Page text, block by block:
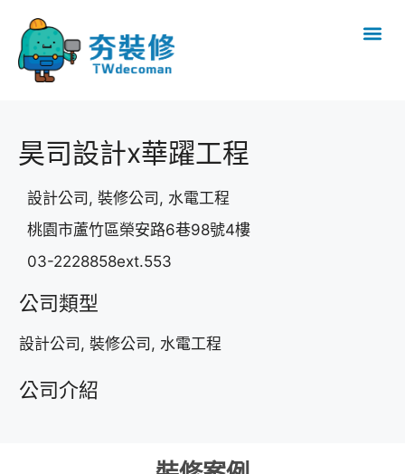
昊司設計x華躍工程
設計公司, 裝修公司, 水電工程
桃園市蘆竹區榮安路6巷98號4樓
03-2228858ext.553
公司類型
設計公司, 裝修公司, 水電工程
公司介紹